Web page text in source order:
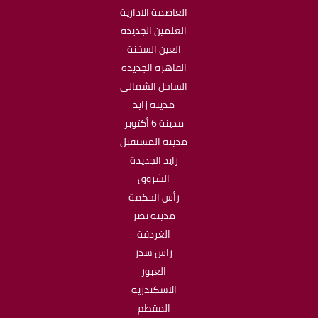
العاصمة الادارية
العلمين الجديدة
العين السخنة
القاهرة الجديدة
الساحل الشمالى
مدينة زايد
مدينة 6 أكتوبر
مدينة المستقبل
زايد الجديدة
الشروق
رأس الحكمة
مدينة نصر
الغردقة
راس سدر
العبور
الاسكندرية
المقطم